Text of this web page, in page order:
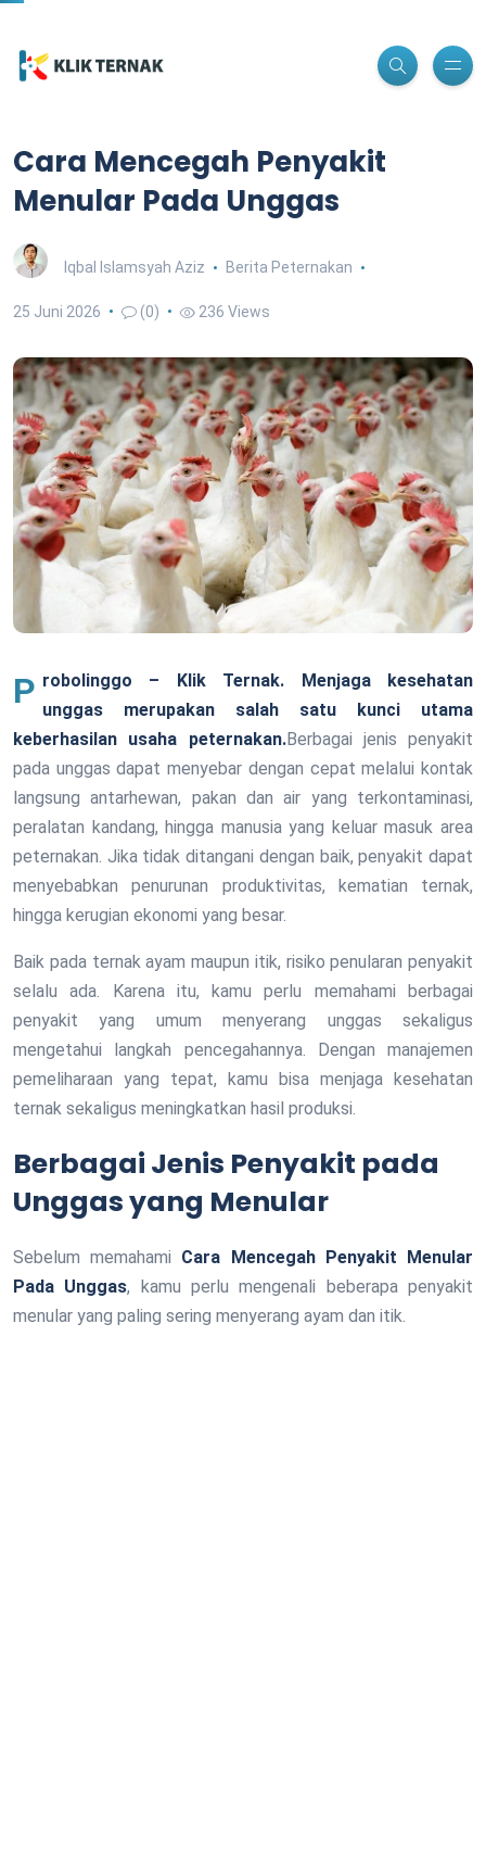
Cara Mencegah Penyakit
Menular Pada Unggas
Iqbal Islamsyah Aziz Berita Peternakan
25 Juni 2026 (0) 236 Views
Probolinggo – Klik Ternak.
Menjaga kesehatan
unggas merupakan salah satu kunci utama
keberhasilan usaha peternakan.Berbagai jenis penyakit
pada unggas dapat menyebar dengan cepat melalui kontak
langsung antarhewan, pakan dan air yang terkontaminasi,
peralatan kandang, hingga manusia yang keluar masuk area
peternakan. Jika tidak ditangani dengan baik, penyakit dapat
menyebabkan penurunan produktivitas, kematian ternak,
hingga kerugian ekonomi yang besar.
Baik pada ternak ayam maupun itik, risiko penularan penyakit
selalu ada. Karena itu, kamu perlu memahami berbagai
penyakit yang umum menyerang unggas sekaligus
mengetahui langkah pencegahannya. Dengan manajemen
pemeliharaan yang tepat, kamu bisa menjaga kesehatan
ternak sekaligus meningkatkan hasil produksi.
Berbagai Jenis Penyakit pada
Unggas yang Menular
Sebelum memahami Cara Mencegah Penyakit Menular
Pada Unggas, kamu perlu mengenali beberapa penyakit
menular yang paling sering menyerang ayam dan itik.